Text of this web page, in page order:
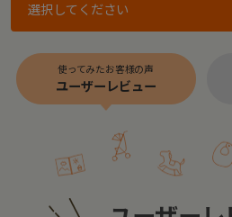
選択してください
使ってみたお客様の声
ユーザーレビュー